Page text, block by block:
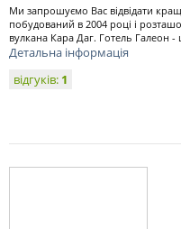
Ми запрошуємо Вас відвідати
побудований в 2004 році і
вулкана Кара Даг. Готель Галеон
Детальна інформація
відгуків: 1